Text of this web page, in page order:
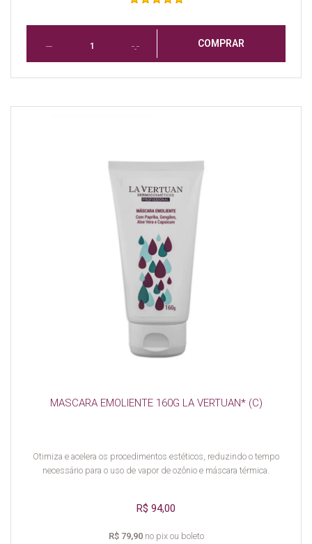
COMPRAR
MASCARA EMOLIENTE 160G LA VERTUAN* (C)
Otimiza e acelera os procedimentos estéticos, reduzindo o tempo
necessário para o uso de vapor de ozônio e máscara térmica.
R$ 94,00
R$ 79,90no pix ou boleto